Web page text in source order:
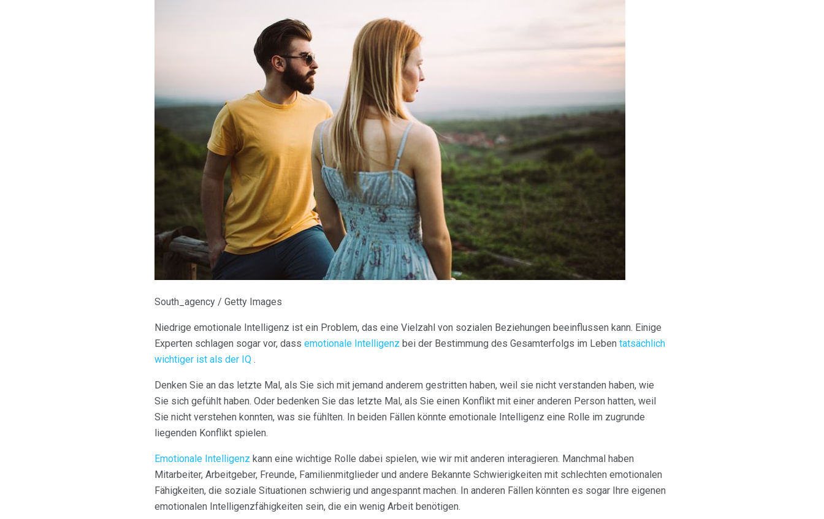
South_agency / Getty Images
Niedrige emotionale Intelligenz ist ein Problem, das eine Vielzahl von sozialen Beziehungen beeinflussen kann. Einige
Experten schlagen sogar vor, dass emotionale Intelligenz bei der Bestimmung des Gesamterfolgs im Leben tatsächlich
wichtiger ist als der IQ .
Denken Sie an das letzte Mal, als Sie sich mit jemand anderem gestritten haben, weil sie nicht verstanden haben, wie
Sie sich gefühlt haben. Oder bedenken Sie das letzte Mal, als Sie einen Konflikt mit einer anderen Person hatten, weil
Sie nicht verstehen konnten, was sie fühlten. In beiden Fällen könnte emotionale Intelligenz eine Rolle im zugrunde
liegenden Konflikt spielen.
Emotionale Intelligenz kann eine wichtige Rolle dabei spielen, wie wir mit anderen interagieren. Manchmal haben
Mitarbeiter, Arbeitgeber, Freunde, Familienmitglieder und andere Bekannte Schwierigkeiten mit schlechten emotionalen
Fähigkeiten, die soziale Situationen schwierig und angespannt machen. In anderen Fällen könnten es sogar Ihre eigenen
emotionalen Intelligenzfähigkeiten sein, die ein wenig Arbeit benötigen.